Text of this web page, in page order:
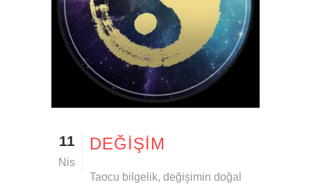
11
Nis
DEĞIŞIM
Taocu bilgelik, değişimin doğal